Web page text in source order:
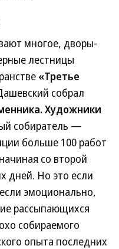
многое, дворы-
лестницы
«Третье
собрал
Художники
собиратель —
больше 100 работ
со второй
дней. Но это если
эмоционально,
рассыпающихся
собираемого
опыта последних